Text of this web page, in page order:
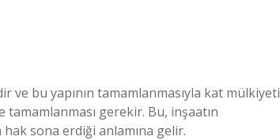
bu yapının tamamlanmasıyla kat mülkiyeti
gerekir. Bu, inşaatın
sona erdiği anlamına gelir.